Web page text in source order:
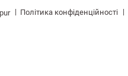
| Політика конфіденційності |